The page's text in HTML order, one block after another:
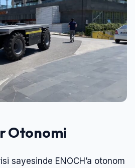
Otonomi
sayesinde ENOCH’a otonom